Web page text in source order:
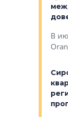
песня
В